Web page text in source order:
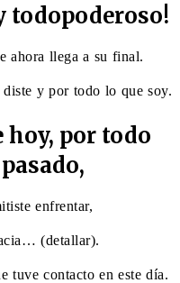
todopoderoso!
ahora llega a su final.
y por todo lo que soy.
hoy, por todo
enfrentar,
(detallar).
tuve contacto en este día.